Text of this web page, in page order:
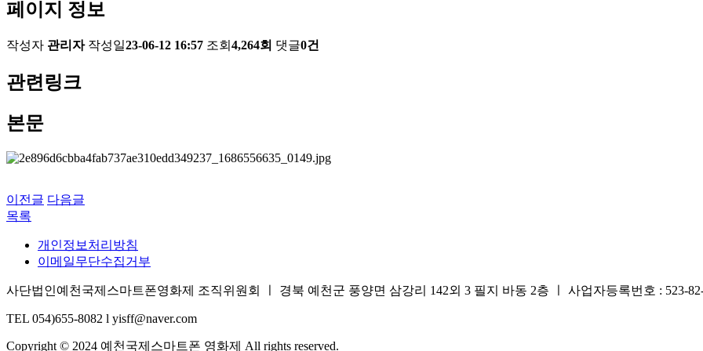
페이지 정보
작성자 관리자 작성일23-06-12 16:57 조회 4,264회 댓글0건
관련링크
본문
이전글 다음글
목록
개인정보처리방침
이메일무단수집거부
사단법인예천국제스마트폰영화제 조직위원회 ㅣ 경북 예천군 풍양면 삼강리 142외 3 필지 바동 2층 ㅣ 사업자등록번호 : 523-
TEL 054)655-8082 l yisff@naver.com
Copyright © 2024 예천국제스마트폰 영화제 All rights reserved.